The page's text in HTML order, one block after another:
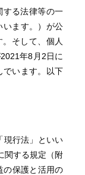
る法律等の一
います。）が公
そして、個人
年8月2日に
でいます。以下
行法」といい
関する規定（附
の保護と活用の